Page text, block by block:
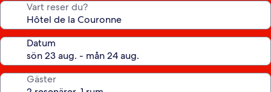
Vart reser du?
Datum
Gäster